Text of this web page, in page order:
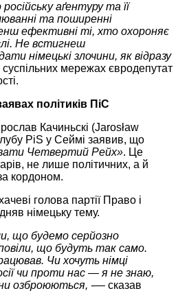
аґентуру та її
та поширенні
ефективні ті, хто охороняє
Не встигнеш
німецькі злочини, як відразу
мережах євродепутат
політиків ПіС
Качиньскі (Jarosław
PiS у Сеймі заявив, що
Четвертий Рейх». Це
не лише політичних, а й
кордоном.
голова партії Право і
німецьку тему.
що будемо серйозно
що будуть так само.
Чи хочуть німці
чи проти нас — я не знаю,
озброюються, -— сказав